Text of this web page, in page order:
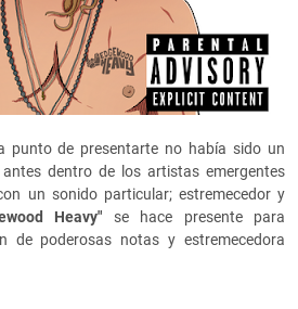
punto de presentarte no había sido un
dentro de los artistas emergentes
un sonido particular; estremecedor y
Heavy" se hace presente para
de poderosas notas y estremecedora